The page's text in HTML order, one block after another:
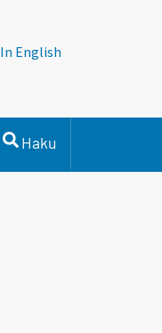
In English
Haku